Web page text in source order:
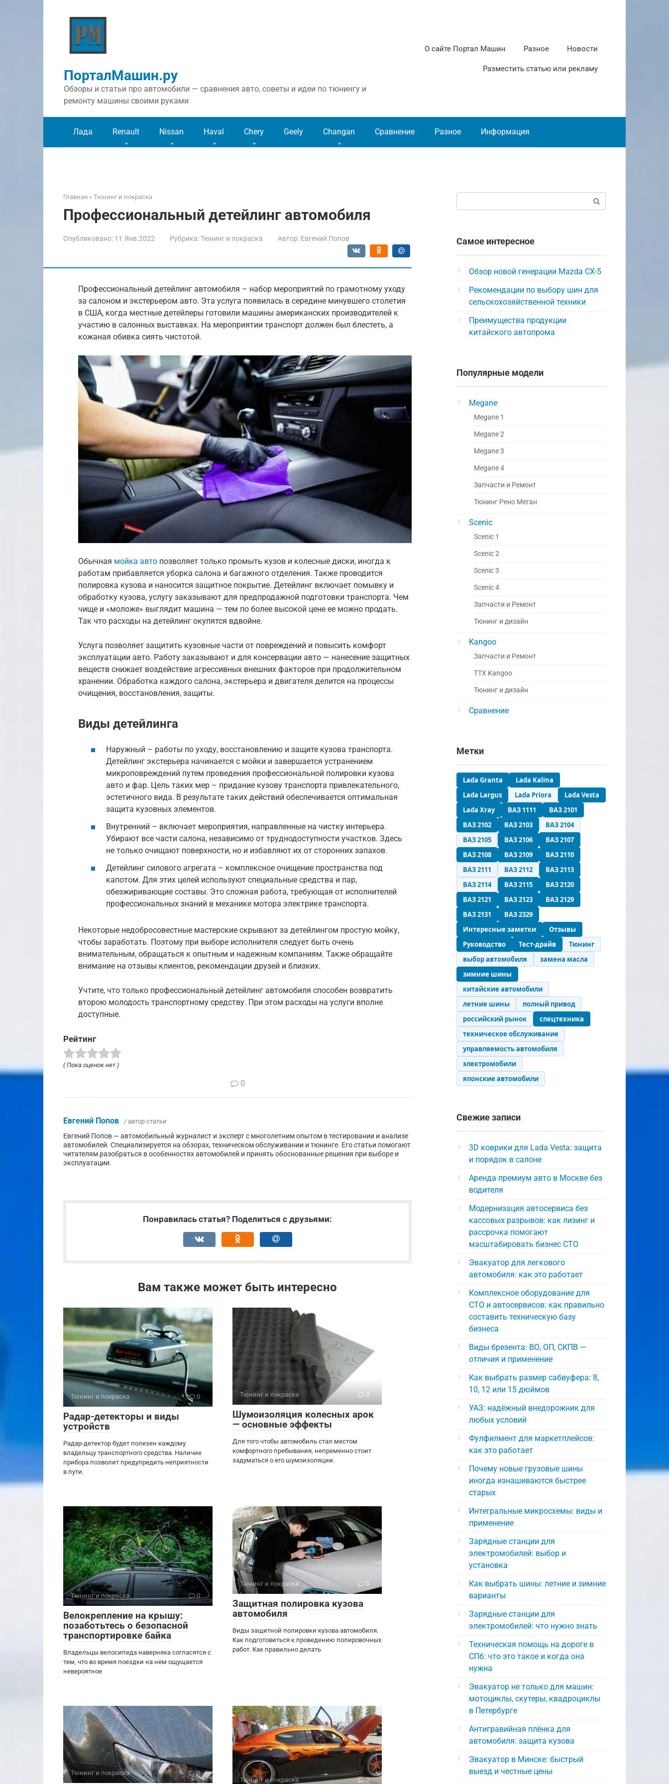
ПорталМашин.ру
Обзоры и статьи про автомобили — сравнения авто, советы и идеи по тюнингу и
ремонту машины своими руками
О сайте Портал Машин Разное Новости
Разместить статью или рекламу
Лада Renault Nissan Haval Chery Geely Changan Сравнение Разное Информация
Главная » Тюнинг и покраска
Профессиональный детейлинг автомобиля
Опубликовано: 11.Янв.2022 Рубрика:Тюнинг и покраска Автор: Евгений Попов
Профессиональный детейлинг автомобиля – набор мероприятий по грамотному уходу
за салоном и экстерьером авто. Эта услуга появилась в середине минувшего столетия
в США, когда местные детейлеры готовили машины американских производителей к
участию в салонных выставках. На мероприятии транспорт должен был блестеть, а
кожаная обивка сиять чистотой.
Обычная мойка авто позволяет только промыть кузов и колесные диски, иногда к
работам прибавляется уборка салона и багажного отделения. Также проводится
полировка кузова и наносится защитное покрытие. Детейлинг включает помывку и
обработку кузова, услугу заказывают для предпродажной подготовки транспорта. Чем
чище и «моложе» выглядит машина — тем по более высокой цене ее можно продать.
Так что расходы на детейлинг окупятся вдвойне.
Услуга позволяет защитить кузовные части от повреждений и повысить комфорт
эксплуатации авто. Работу заказывают и для консервации авто — нанесение защитных
веществ снижает воздействие агрессивных внешних факторов при продолжительном
хранении. Обработка каждого салона, экстерьера и двигателя делится на процессы
очищения, восстановления, защиты.
Виды детейлинга
Наружный – работы по уходу, восстановлению и защите кузова транспорта.
Детейлинг экстерьера начинается с мойки и завершается устранением
микроповреждений путем проведения профессиональной полировки кузова
авто и фар. Цель таких мер – придание кузову транспорта привлекательного,
эстетичного вида. В результате таких действий обеспечивается оптимальная
защита кузовных элементов.
Внутренний – включает мероприятия, направленные на чистку интерьера.
Убирают все части салона, независимо от труднодоступности участков. Здесь
не только очищают поверхности, но и избавляют их от сторонних запахов.
Детейлинг силового агрегата – комплексное очищение пространства под
капотом. Для этих целей используют специальные средства и пар,
обезжиривающие составы. Это сложная работа, требующая от исполнителей
профессиональных знаний в механике мотора электрике транспорта.
Некоторые недобросовестные мастерские скрывают за детейлингом простую мойку,
чтобы заработать. Поэтому при выборе исполнителя следует быть очень
внимательным, обращаться к опытным и надежным компаниям. Также обращайте
внимание на отзывы клиентов, рекомендации друзей и близких.
Учтите, что только профессиональный детейлинг автомобиля способен возвратить
второю молодость транспортному средству. При этом расходы на услуги вполне
доступные.
Рейтинг
( Пока оценок нет )
0
Евгений Попов / автор статьи
Евгений Попов — автомобильный журналист и эксперт с многолетним опытом в тестировании и анализе
автомобилей. Специализируется на обзорах, техническом обслуживании и тюнинге. Его статьи помогают
читателям разобраться в особенностях автомобилей и принять обоснованные решения при выборе и
эксплуатации.
Понравилась статья? Поделиться с друзьями:
Вам также может быть интересно
Тюнинг и покраска 0
Радар-детекторы и виды
устройств
Радар-детектор будет полезен каждому
владельцу транспортного средства. Наличие
прибора позволит предупредить неприятности
в пути.
Тюнинг и покраска 0
Шумоизоляция колесных арок
— основные эффекты
Для того чтобы автомобиль стал местом
комфортного пребывания, непременно стоит
задуматься о его шумоизоляции.
Тюнинг и покраска 0
Велокрепление на крышу:
позаботьтесь о безопасной
транспортировке байка
Владельцы велосипеда наверняка согласятся с
тем, что во время поездки на нем ощущается
невероятное
Тюнинг и покраска 0
Защитная полировка кузова
автомобиля
Виды защитной полировки кузова автомобиля.
Как подготовиться к проведению полировочных
работ. Как правильно делать
Тюнинг и покраска
0
Тюнинг и покраска
0
Самое интересное
Обзор новой генерации Mazda CX-5
Рекомендации по выбору шин для
сельскохозяйственной техники
Преимущества продукции
китайского автопрома
Популярные модели
Megane
Megane 1
Megane 2
Megane 3
Megane 4
Запчасти и Ремонт
Тюнинг Рено Меган
Scenic
Scenic 1
Scenic 2
Scenic 3
Scenic 4
Запчасти и Ремонт
Тюнинг и дизайн
Kangoo
Запчасти и Ремонт
ТТХ Kangoo
Тюнинг и дизайн
Сравнение
Метки
Lada Granta
Lada Kalina
Lada Largus
Lada Priora
Lada Vesta
Lada Xray
ВАЗ 1111
ВАЗ 2101
ВАЗ 2102
ВАЗ 2103
ВАЗ 2104
ВАЗ 2105
ВАЗ 2106
ВАЗ 2107
ВАЗ 2108
ВАЗ 2109
ВАЗ 2110
ВАЗ 2111
ВАЗ 2112
ВАЗ 2113
ВАЗ 2114
ВАЗ 2115
ВАЗ 2120
ВАЗ 2121
ВАЗ 2123
ВАЗ 2129
ВАЗ 2131
ВАЗ 2329
Интересные заметки
Отзывы
Руководство
Тест-драйв
Тюнинг
выбор автомобиля
замена масла
зимние шины
китайские автомобили
летние шины
полный привод
российский рынок
спецтехника
техническое обслуживание
управляемость автомобиля
электромобили
японские автомобили
Свежие записи
3D коврики для Lada Vesta: защита
и порядок в салоне
Аренда премиум авто в Москве без
водителя
Модернизация автосервиса без
кассовых разрывов: как лизинг и
рассрочка помогают
масштабировать бизнес СТО
Эвакуатор для легкового
автомобиля: как это работает
Комплексное оборудование для
СТО и автосервисов: как правильно
составить техническую базу
бизнеса
Виды брезента: ВО, ОП, СКПВ —
отличия и применение
Как выбрать размер сабвуфера: 8,
10, 12 или 15 дюймов
УАЗ: надёжный внедорожник для
любых условий
Фулфилмент для маркетплейсов:
как это работает
Почему новые грузовые шины
иногда изнашиваются быстрее
старых
Интегральные микросхемы: виды и
применение
Зарядные станции для
электромобилей: выбор и
установка
Как выбрать шины: летние и зимние
варианты
Зарядные станции для
электромобилей: что нужно знать
Техническая помощь на дороге в
СПб: что это такое и когда она
нужна
Эвакуатор не только для машин:
мотоциклы, скутеры, квадроциклы
в Петербурге
Антигравийная плёнка для
автомобиля: защита кузова
Эвакуатор в Минске: быстрый
выезд и честные цены